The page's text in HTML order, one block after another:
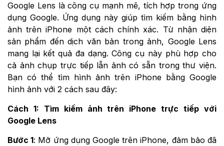
Google Lens là công cụ mạnh mẽ, tích hợp trong ứng
dụng Google. Ứng dụng này giúp tìm kiếm bằng hình
ảnh trên iPhone một cách chính xác. Từ nhận diện
sản phẩm đến dịch văn bản trong ảnh, Google Lens
mang lại kết quả đa dạng. Công cụ này phù hợp cho
cả ảnh chụp trực tiếp lẫn ảnh có sẵn trong thư viện.
Bạn có thể tìm hình ảnh trên iPhone bằng Google
hình ảnh với 2 cách sau đây:
Cách 1: Tìm kiếm ảnh trên iPhone trực tiếp với
Google Lens
Bước 1: Mở ứng dụng Google trên iPhone, đảm bảo đã